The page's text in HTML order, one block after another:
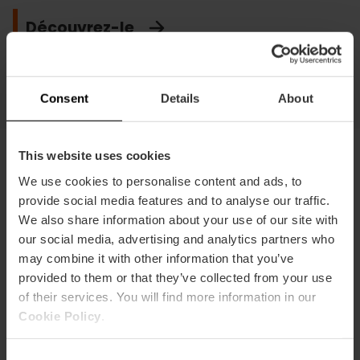
Consent Details About
This website uses cookies
We use cookies to personalise content and ads, to
provide social media features and to analyse our traffic.
We also share information about your use of our site with
our social media, advertising and analytics partners who
may combine it with other information that you’ve
provided to them or that they’ve collected from your use
of their services. You will find more information in our
Cookie Policy
Découvrez-le
Profitez-en
Visitez-les
Célébrez Noël
Fête du réveillon du Nouvel An
dans les boîtes aux lettres.
Douceurs et saveurs de Noël à
Valencia
La table valencienne n'est pas complète sans ses
douceurs artisanales.
Tourons et la Couronne des Rois